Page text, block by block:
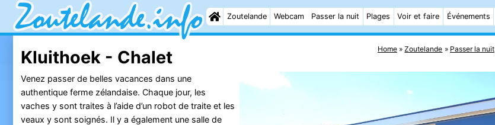
Zoutelande Webcam Passer la nuit Plages Voir et faire Événements
Home Zoutelande Passer la nuit
Kluithoek - Chalet
Venez passer de belles vacances dans une
authentique ferme zélandaise. Chaque jour, les
vaches y sont traites à l’aide d’un robot de traite et les
veaux y sont soignés. Il y a également une salle de